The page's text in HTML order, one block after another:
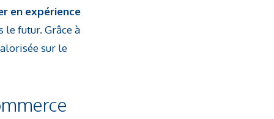
en expérience
le futur. Grâce à
sur le